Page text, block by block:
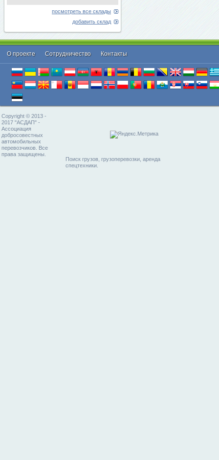
посмотреть все склады
добавить склад
О проекте Cотрудничество Контакты
Copyright © 2013 -
2017 "АСДАП" -
Ассоциация
добросовестных
автомобильных
перевозчиков. Все
права защищены.
Поиск грузов, грузоперевозки, аренда
спецтехники.